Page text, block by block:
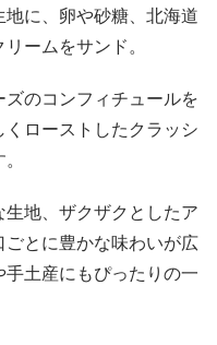
に、卵や砂糖、北海道
ームをサンド。
のコンフィチュールを
ローストしたクラッシ
地、ザクザクとしたア
とに豊かな味わいが広
土産にもぴったりの一